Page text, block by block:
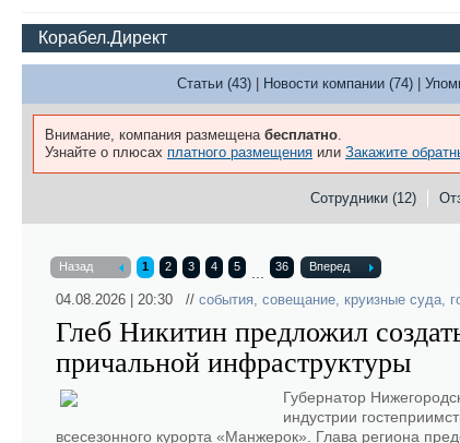
Корабел.Директ
Статьи (43) Новости компании (74)
Внимание, компания размещена бесплатно.
Узнайте о плюсах платного размещения или Закажите
Сотрудники (12)
Назад 1 2 3 4 5 36 Вперед
04.08.2026 | 20:30 // события, совещание, круизные суда,
Глеб Никитин предложил
причальной инфраструктуры
Губернатор
индустрии
всесезонного курорта «Манжерок». Глава региона